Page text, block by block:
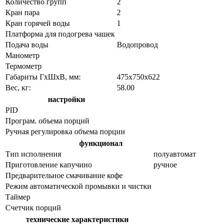
Кран пара
2
Кран горячей воды
1
Платформа для подогрева чашек
Подача воды
Водопровод
Манометр
Термометр
Габариты ГхШхВ, мм:
475х750х622
Вес, кг:
58.00
настройки
PID
Програм. объема порций
Ручная регулировка объема порции
функционал
Тип исполнения
полуавтомат
Приготовление капучино
ручное
Предварительное смачивание кофе
Режим автоматической промывки и чистки
Таймер
Счетчик порций
технические характеристики